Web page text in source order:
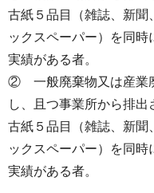
古紙５品目（雑誌、新聞
ックスペーパー）を同
実績がある者。
② 一般廃棄物又は産業
し、且つ事業所から排
古紙５品目（雑誌、新聞
ックスペーパー）を同
実績がある者。